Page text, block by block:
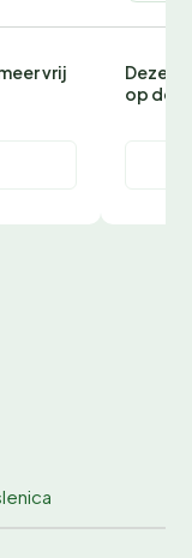
vrij
Deze
op de